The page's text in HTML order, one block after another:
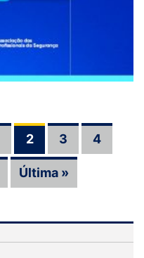
2 3 4
Última »